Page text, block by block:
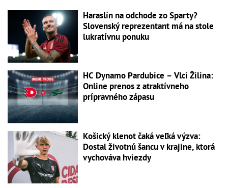
Haraslín na odchode zo Sparty?
Slovenský reprezentant má na stole
lukratívnu ponuku
HC Dynamo Pardubice – Vlci Žilina:
Online prenos z atraktívneho
prípravného zápasu
Košický klenot čaká veľká výzva:
Dostal životnú šancu v krajine, ktorá
vychováva hviezdy